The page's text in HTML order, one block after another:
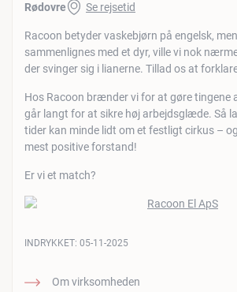
Rødovre Se rejsetid
Racoon betyder vaskebjørn på engelsk,
sammenlignes med et dyr, ville vi nok
der svinger sig i lianerne. Tillad os at
Hos Racoon brænder vi for at gøre tingene
går langt for at sikre høj arbejdsglæde. Så
tider kan minde lidt om et festligt cirkus –
mest positive forstand!
Er vi et match?
Om virksomheden
INDRYKKET: 05-11-2025